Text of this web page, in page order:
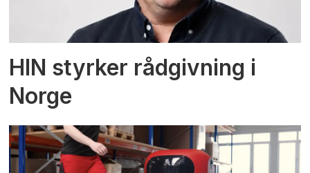
HIN styrker rådgivning i
Norge